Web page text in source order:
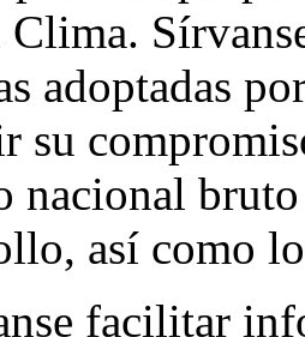
Clima.
adoptadas
su
nacional
así como
facilitar